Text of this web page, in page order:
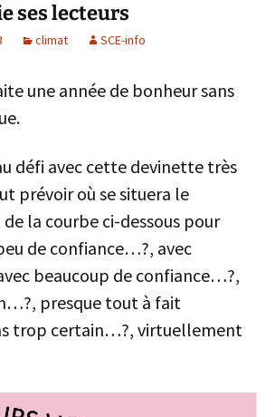
ses lecteurs
climat SCE-info
une année de bonheur sans
défi avec cette devinette très
prévoir où se situera le
la courbe ci-dessous pour
de confiance…?, avec
beaucoup de confiance…?,
presque tout à fait
trop certain…?, virtuellement